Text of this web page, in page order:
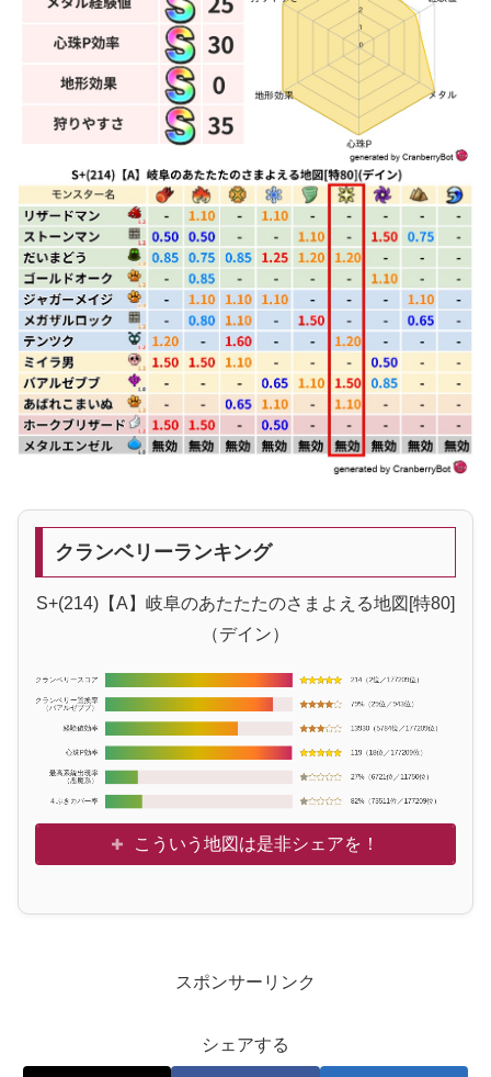
クランベリーランキング
S+(214)【A】岐阜のあたたたのさまよえる地図[特80]
（デイン）
こういう地図は是非シェアを！
スポンサーリンク
シェアする